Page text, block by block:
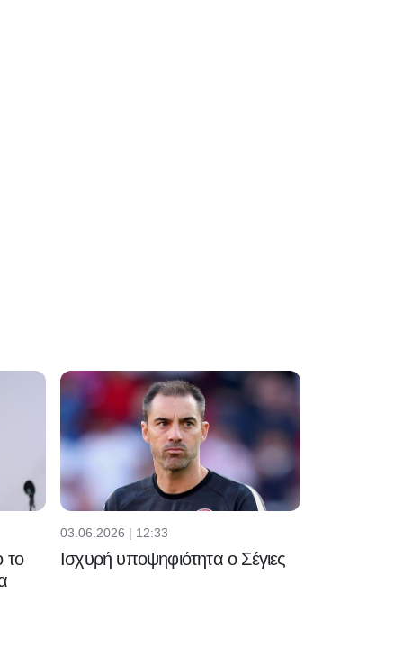
το
03.06.2026 | 12:33
Ισχυρή υποψηφιότητα ο Σέγιες